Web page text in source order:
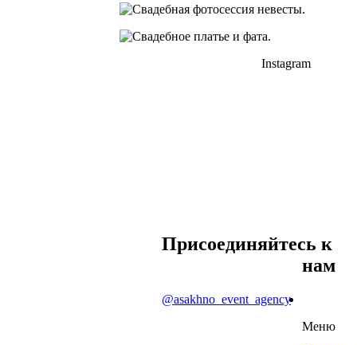
Instagram
Присоединяйтесь к
нам
@asakhno_event_agency
Меню